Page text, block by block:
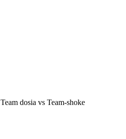
Team dosia vs Team-shoke